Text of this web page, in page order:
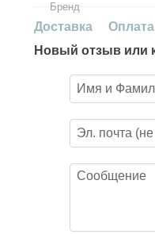
Бренд
Доставка Оплата
Новый отзыв или